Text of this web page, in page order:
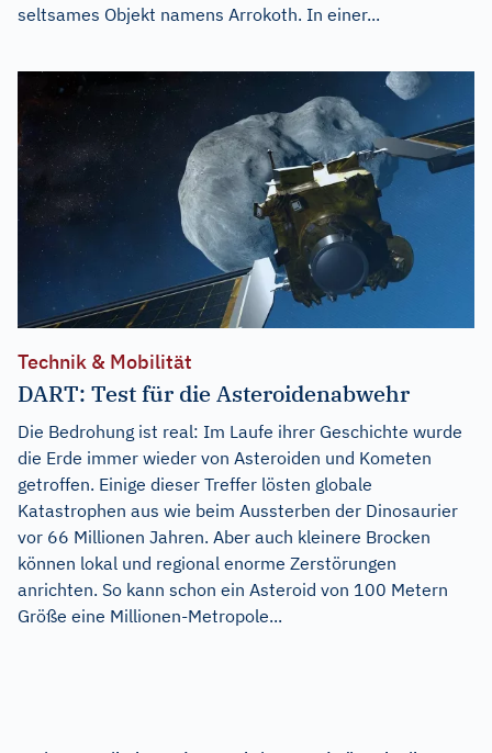
seltsames Objekt namens Arrokoth. In einer...
Technik & Mobilität
DART: Test für die Asteroidenabwehr
Die Bedrohung ist real: Im Laufe ihrer Geschichte wurde
die Erde immer wieder von Asteroiden und Kometen
getroffen. Einige dieser Treffer lösten globale
Katastrophen aus wie beim Aussterben der Dinosaurier
vor 66 Millionen Jahren. Aber auch kleinere Brocken
können lokal und regional enorme Zerstörungen
anrichten. So kann schon ein Asteroid von 100 Metern
Größe eine Millionen-Metropole...